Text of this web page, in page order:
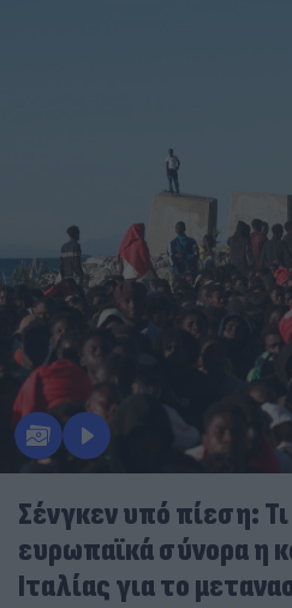
Σένγκεν υπό πίεση:
ευρωπαϊκά σύνορα η
Ιταλίας για το